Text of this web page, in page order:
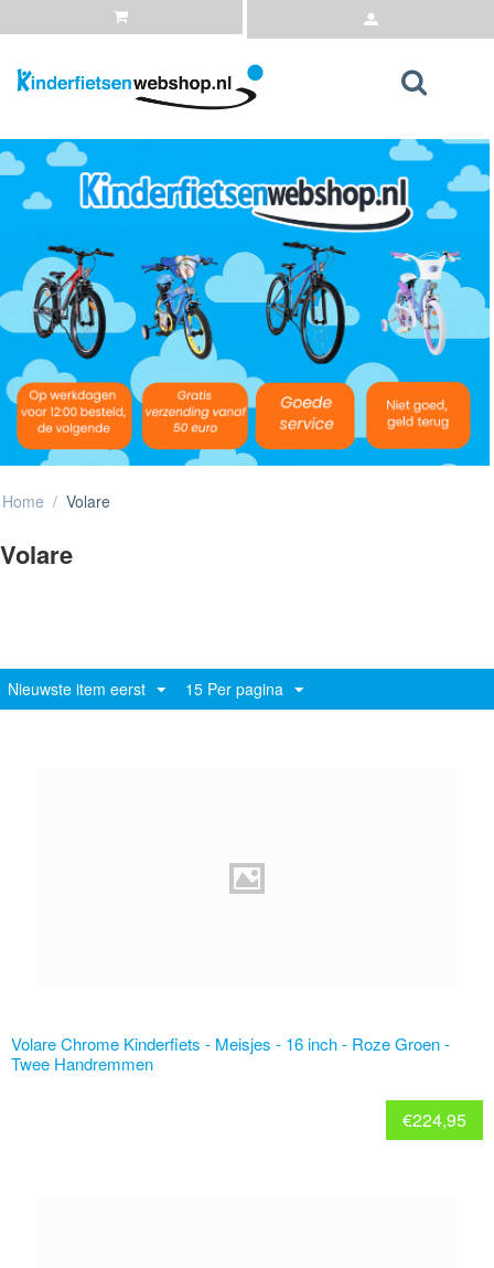
Home / Volare
Volare
Nieuwste item eerst 15 Per pagina
Volare Chrome Kinderfiets - Meisjes - 16 inch - Roze Groen -
Twee Handremmen
€224,95